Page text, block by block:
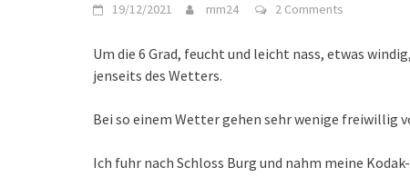
19/12/2021 mm24 2 Comments
Um die 6 Grad, feucht und leicht nass, etwas
jenseits des Wetters.
Bei so einem Wetter gehen sehr wenige freiwillig
Ich fuhr nach Schloss Burg und nahm meine